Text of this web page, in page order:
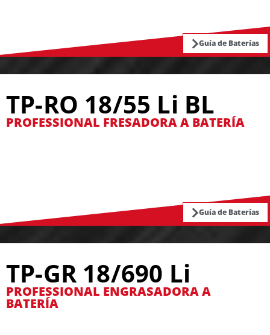
Guía de Baterías
TP-RO 18/55 Li BL
PROFESSIONAL FRESADORA A BATERÍA
Guía de Baterías
TP-GR 18/690 Li
PROFESSIONAL ENGRASADORA A
BATERÍA